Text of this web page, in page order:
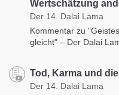
Wertschätzung
Der 14. Dalai Lama
Kommentar zu
gleicht" – Der Dalai
Tod, Karma und
Der 14. Dalai Lama